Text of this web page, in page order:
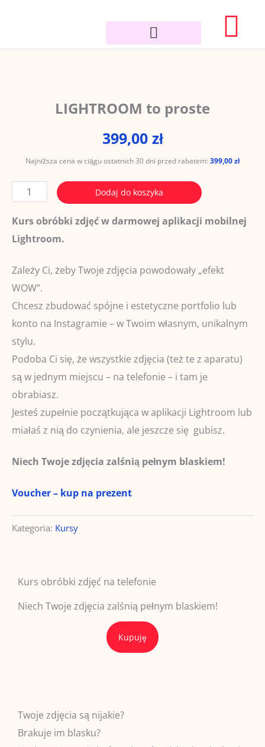
LIGHTROOM to proste
399,00 zł
Najniższa cena w ciągu ostatnich 30 dni przed rabatem: 399,00zł
ilość
LIGHTROOM
to
proste
Dodaj do koszyka
Kurs obróbki zdjęć w darmowej aplikacji mobilnej
Lightroom.
Zależy Ci, żeby Twoje zdjęcia powodowały „efekt
WOW”.
Chcesz zbudować spójne i estetyczne portfolio lub
konto na Instagramie – w Twoim własnym, unikalnym
stylu.
Podoba Ci się, że wszystkie zdjęcia (też te z aparatu)
są w jednym miejscu – na telefonie – i tam je
obrabiasz.
Jesteś zupełnie początkująca w aplikacji Lightroom lub
miałaś z nią do czynienia, ale jeszcze się gubisz.
Niech Twoje zdjęcia zalśnią pełnym blaskiem!
Voucher – kup na prezent
Kategoria: Kursy
Kurs obróbki zdjęć na telefonie
Niech Twoje zdjęcia zalśnią pełnym blaskiem!
Kupuję
Twoje zdjęcia są nijakie?
Brakuje im blasku?